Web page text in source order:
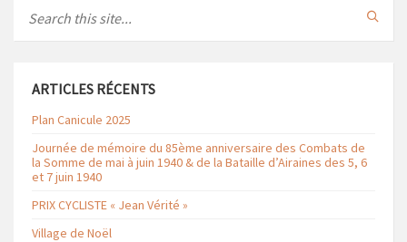
ARTICLES RÉCENTS
Plan Canicule 2025
Journée de mémoire du 85ème anniversaire des Combats de
la Somme de mai à juin 1940 & de la Bataille d’Airaines des 5, 6
et 7 juin 1940
PRIX CYCLISTE « Jean Vérité »
Village de Noël